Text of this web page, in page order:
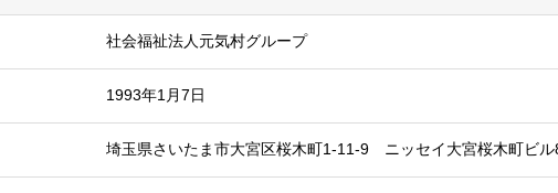
社会福祉法人元気村グループ
1993年1月7日
埼玉県さいたま市大宮区桜木町1-11-9 ニッセイ大宮桜木町ビル